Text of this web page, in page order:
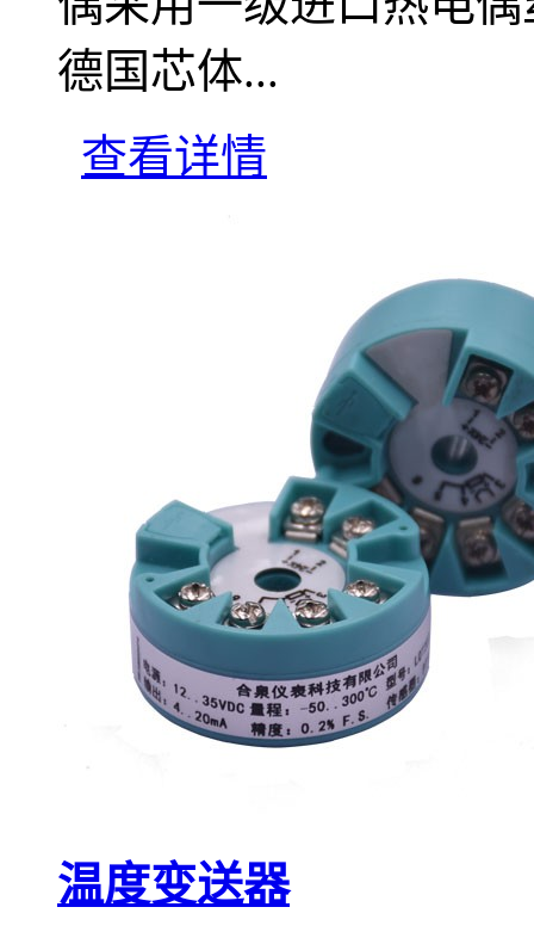
德国芯体...
查看详情
温度变送器